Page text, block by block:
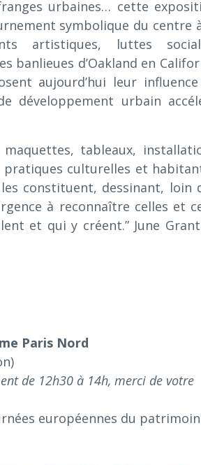
urbaines… cette
symbolique du centre
artistiques, luttes
banlieues d’Oakland en
aujourd’hui leur
développement urbain
maquettes, tableaux,
culturelles et
constituent, dessinant, loin
à reconnaître celles et
et qui y créent.” June
Paris Nord
de 12h30 à 14h, merci de votre
européennes du